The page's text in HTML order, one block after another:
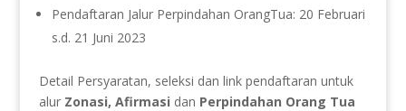
Pendaftaran Jalur Perpindahan OrangTua: 20 Februari
s.d. 21 Juni 2023
Detail Persyaratan, seleksi dan link pendaftaran untuk
alur Zonasi, Afirmasi dan Perpindahan Orang Tua